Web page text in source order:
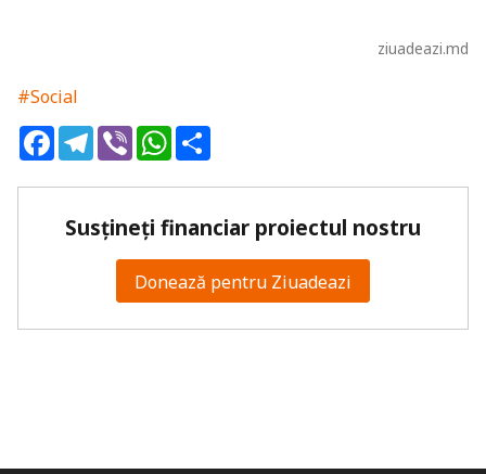
ziuadeazi.md
#Social
FacebookTelegram
ViberWhatsApp
Susțineți financiar proiectul nostru
Donează pentru Ziuadeazi